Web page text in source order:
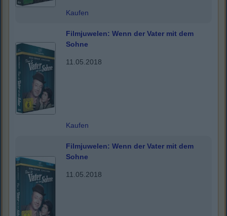
Kaufen
Filmjuwelen: Wenn der Vater mit dem
Sohne
11.05.2018
Kaufen
Filmjuwelen: Wenn der Vater mit dem
Sohne
11.05.2018